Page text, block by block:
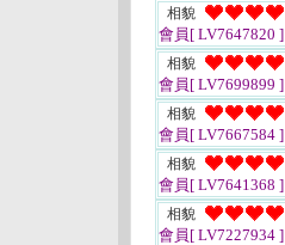
相貌
會員[ LV7647820 ]
相貌
會員[ LV7699899 ]
相貌
會員[ LV7667584 ]
相貌
會員[ LV7641368 ]
相貌
會員[ LV7227934 ]